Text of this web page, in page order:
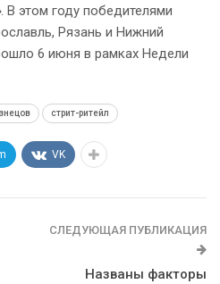
. В этом году победителями
Рязань и Нижний
6 июня в рамках Недели
стрит-ритейл
VK
СЛЕДУЮЩАЯ ПУБЛИКАЦИЯ
Названы факторы